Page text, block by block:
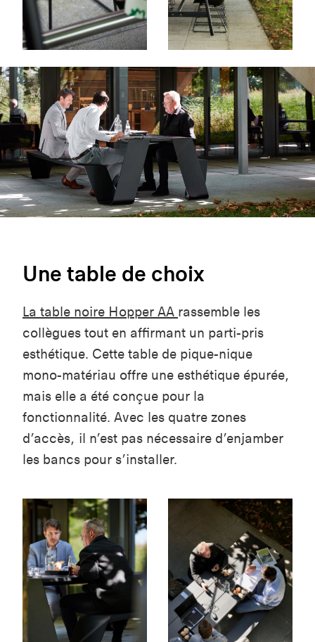
Une table de choix
La table noire Hopper AA rassemble les
collègues tout en affirmant un parti-pris
esthétique. Cette table de pique-nique
mono-matériau offre une esthétique épurée,
mais elle a été conçue pour la
fonctionnalité. Avec les quatre zones
d’accès, il n’est pas nécessaire d’enjamber
les bancs pour s’installer.